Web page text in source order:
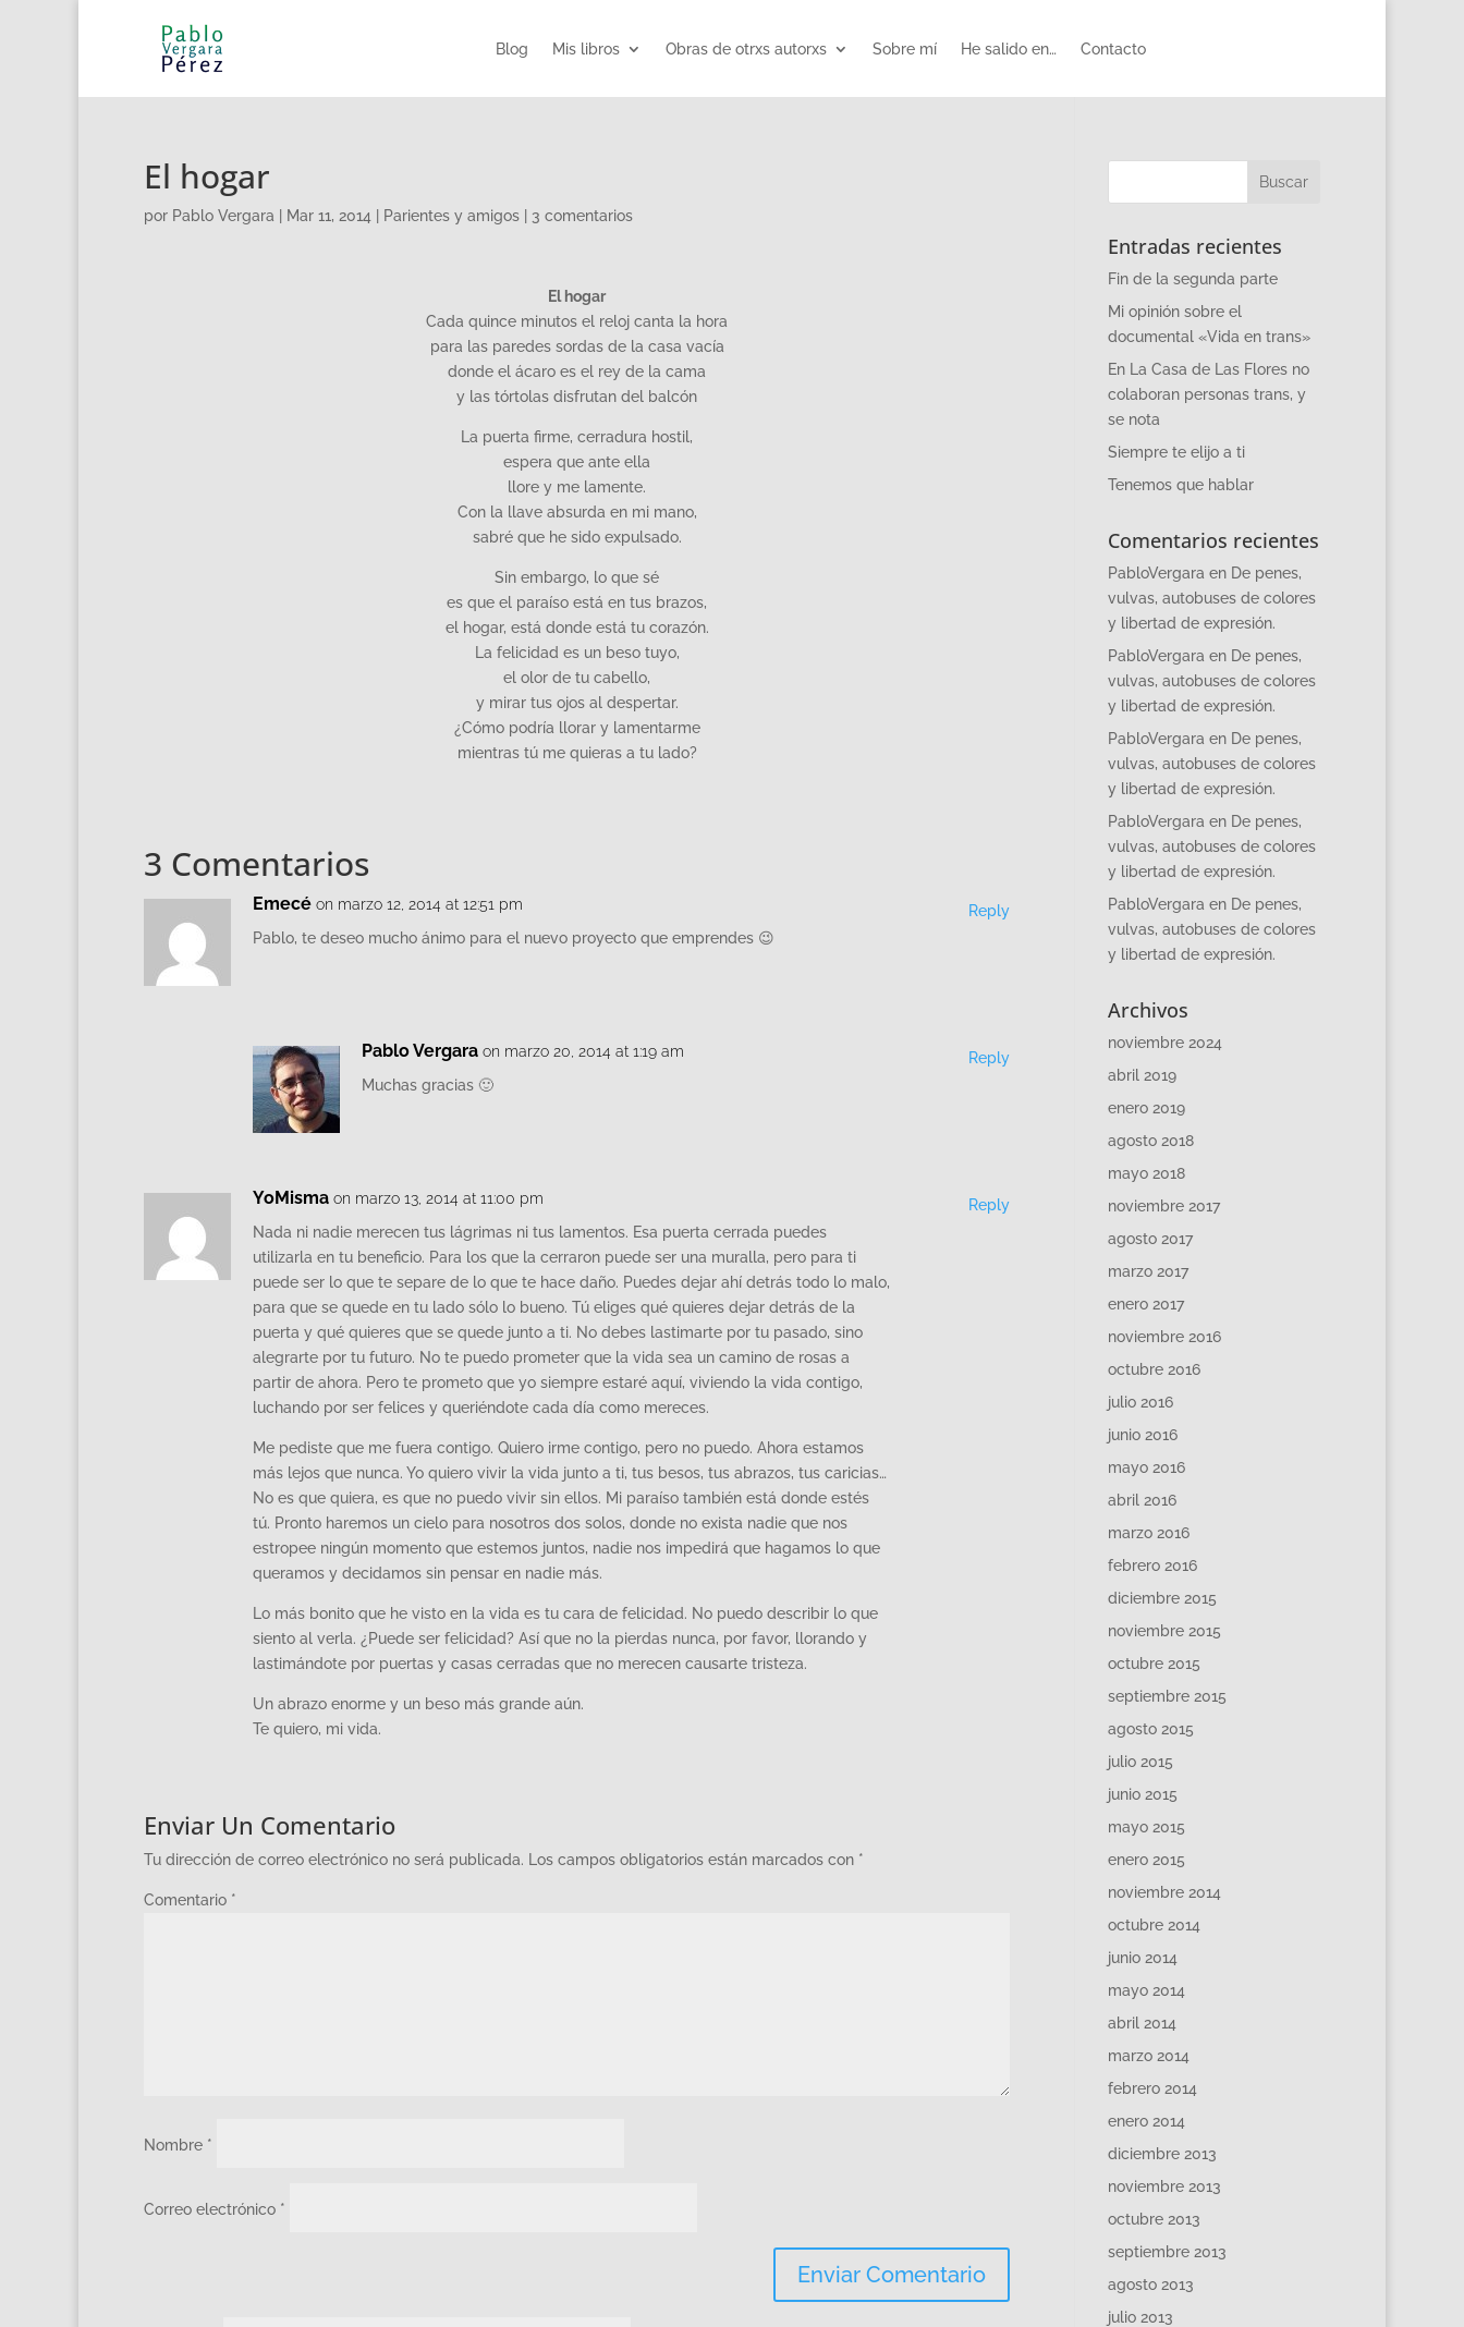
Blog Mis libros Obras de otrxs autorxs Sobre mí He salido en… Contacto
El hogar
por Pablo Vergara Mar 11, 2014 Parientes y amigos 3 comentarios
El hogar
Cada quince minutos el reloj canta la hora
para las paredes sordas de la casa vacía
donde el ácaro es el rey de la cama
y las tórtolas disfrutan del balcón
La puerta firme, cerradura hostil,
espera que ante ella
llore y me lamente.
Con la llave absurda en mi mano,
sabré que he sido expulsado.
Sin embargo, lo que sé
es que el paraíso está en tus brazos,
el hogar, está donde está tu corazón.
La felicidad es un beso tuyo,
el olor de tu cabello,
y mirar tus ojos al despertar.
¿Cómo podría llorar y lamentarme
mientras tú me quieras a tu lado?
3 Comentarios
Emecé on marzo 12, 2014 at 12:51 pm
Pablo, te deseo mucho ánimo para el nuevo proyecto que emprendes 😉
Reply
Pablo Vergara on marzo 20, 2014 at 1:19 am
Muchas gracias 🙂
Reply
YoMisma on marzo 13, 2014 at 11:00 pm
Nada ni nadie merecen tus lágrimas ni tus lamentos. Esa puerta cerrada puedes
utilizarla en tu beneficio. Para los que la cerraron puede ser una muralla, pero para ti
puede ser lo que te separe de lo que te hace daño. Puedes dejar ahí detrás todo lo malo,
para que se quede en tu lado sólo lo bueno. Tú eliges qué quieres dejar detrás de la
puerta y qué quieres que se quede junto a ti. No debes lastimarte por tu pasado, sino
alegrarte por tu futuro. No te puedo prometer que la vida sea un camino de rosas a
partir de ahora. Pero te prometo que yo siempre estaré aquí, viviendo la vida contigo,
luchando por ser felices y queriéndote cada día como mereces.
Me pediste que me fuera contigo. Quiero irme contigo, pero no puedo. Ahora estamos
más lejos que nunca. Yo quiero vivir la vida junto a ti, tus besos, tus abrazos, tus caricias…
No es que quiera, es que no puedo vivir sin ellos. Mi paraíso también está donde estés
tú. Pronto haremos un cielo para nosotros dos solos, donde no exista nadie que nos
estropee ningún momento que estemos juntos, nadie nos impedirá que hagamos lo que
queramos y decidamos sin pensar en nadie más.
Lo más bonito que he visto en la vida es tu cara de felicidad. No puedo describir lo que
siento al verla. ¿Puede ser felicidad? Así que no la pierdas nunca, por favor, llorando y
lastimándote por puertas y casas cerradas que no merecen causarte tristeza.
Un abrazo enorme y un beso más grande aún.
Te quiero, mi vida.
Reply
Enviar Un Comentario
Tu dirección de correo electrónico no será publicada. Los campos obligatorios están marcados con *
Comentario *
Nombre *
Correo electrónico *
Entradas recientes
Fin de la segunda parte
Mi opinión sobre el
documental «Vida en trans»
En La Casa de Las Flores no
colaboran personas trans, y
se nota
Siempre te elijo a ti
Tenemos que hablar
Comentarios recientes
PabloVergara en De penes,
vulvas, autobuses de colores
y libertad de expresión.
PabloVergara en De penes,
vulvas, autobuses de colores
y libertad de expresión.
PabloVergara en De penes,
vulvas, autobuses de colores
y libertad de expresión.
PabloVergara en De penes,
vulvas, autobuses de colores
y libertad de expresión.
PabloVergara en De penes,
vulvas, autobuses de colores
y libertad de expresión.
Archivos
noviembre 2024
abril 2019
enero 2019
agosto 2018
mayo 2018
noviembre 2017
agosto 2017
marzo 2017
enero 2017
noviembre 2016
octubre 2016
julio 2016
junio 2016
mayo 2016
abril 2016
marzo 2016
febrero 2016
diciembre 2015
noviembre 2015
octubre 2015
septiembre 2015
agosto 2015
julio 2015
junio 2015
mayo 2015
enero 2015
noviembre 2014
octubre 2014
junio 2014
mayo 2014
abril 2014
marzo 2014
febrero 2014
enero 2014
diciembre 2013
noviembre 2013
octubre 2013
septiembre 2013
agosto 2013
julio 2013